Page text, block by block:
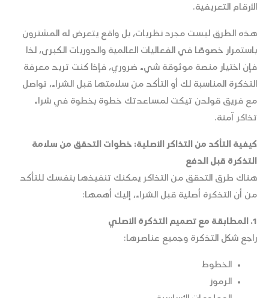
الأرقام التعريفية.
هذه الطرق ليست مجرد نظريات، بل واقع يتعرض له المشترون
باستمرار خصوصًا في الفعاليات العالمية والدوريات الكبرى، لذا
فإن اختيار منصة موثوقة شيء ضروري، فإذا كنت تريد معرفة
التذكرة المناسبة لك أو التأكد من سلامتها قبل الشراء، تواصل
مع فريق قولدن تيكت لمساعدتك خطوة بخطوة في شراء
تذاكر آمنة.
كيفية التأكد من التذاكر الأصلية: خطوات التحقق من سلامة
التذكرة قبل الدفع
هناك طرق التحقق من التذاكر يمكنك تنفيذها بنفسك للتأكد
من أن التذكرة أصلية قبل الشراء، إليك أهمها:
1. المطابقة مع تصميم التذكرة الأصلي
راجع شكل التذكرة وجميع عناصرها:
الخطوط
الرموز